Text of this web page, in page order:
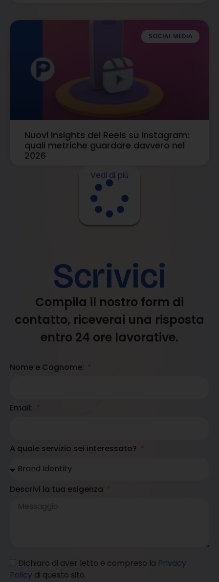
SOCIAL MEDIA
Nuovi Insights dei Reels su Instagram:
quali metriche guardare davvero nel
2026
Vedi di più
Scrivici
Compila il nostro form di
contatto, riceverai una risposta
entro 24 ore lavorative.
Nome e Cognome:
Email:
A quale servizio sei interessato?
Descrivi la tua esigenza
Dichiaro di aver letto e compreso la Privacy
Policy di questo sito.